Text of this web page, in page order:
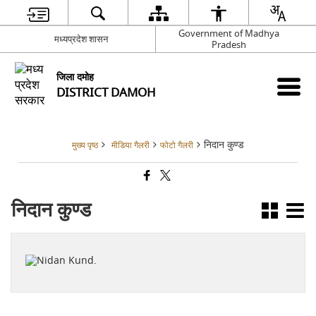
मध्यप्रदेश शासन
Government of Madhya
Pradesh
जिला दमोह
DISTRICT DAMOH
मुख्य पृष्ठ मीडिया गैलरी फोटो गैलरी निदान कुण्ड
निदान कुण्ड